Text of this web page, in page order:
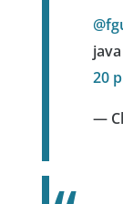
20
—